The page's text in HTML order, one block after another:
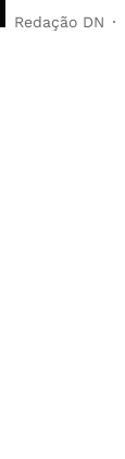
Redação DN